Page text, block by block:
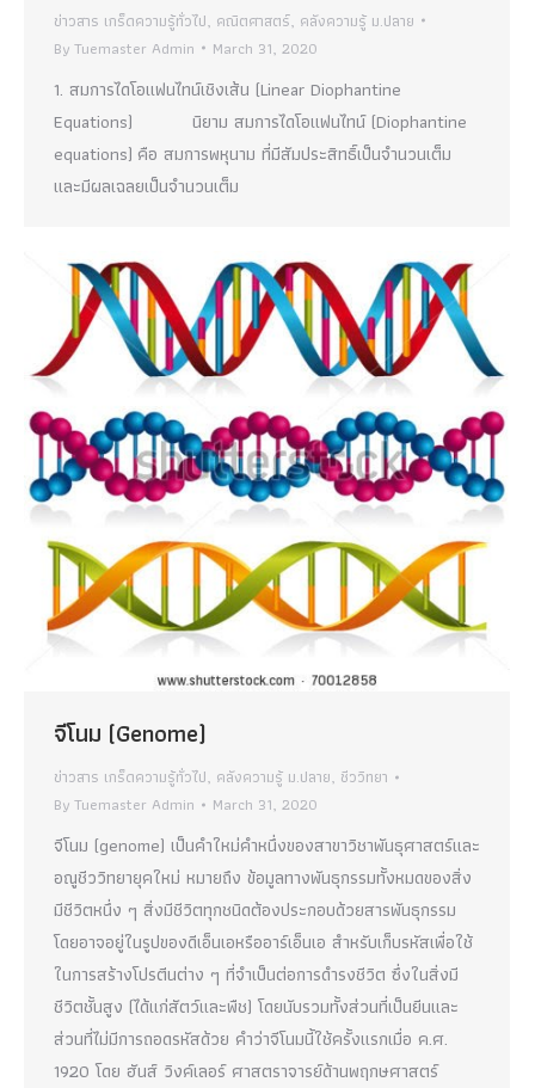
ข่าวสาร เกร็ดความรู้ทั่วไป, คณิตศาสตร์, คลังความรู้ ม.ปลาย
ByTuemaster Admin March 31, 2020
1. สมการไดโอแฟนไทน์เชิงเส้น (Linear Diophantine
Equations) นิยาม สมการไดโอแฟนไทน์ (Diophantine
equations) คือ สมการพหุนาม ที่มีสัมประสิทธิ์เป็นจำนวนเต็ม
และมีผลเฉลยเป็นจำนวนเต็ม
จีโนม (Genome)
ข่าวสาร เกร็ดความรู้ทั่วไป, คลังความรู้ ม.ปลาย, ชีววิทยา
ByTuemaster Admin March 31, 2020
จีโนม (genome) เป็นคำใหม่คำหนึ่งของสาขาวิชาพันธุศาสตร์และ
อณูชีววิทยายุคใหม่ หมายถึง ข้อมูลทางพันธุกรรมทั้งหมดของสิ่ง
มีชีวิตหนึ่ง ๆ สิ่งมีชีวิตทุกชนิดต้องประกอบด้วยสารพันธุกรรม
โดยอาจอยู่ในรูปของดีเอ็นเอหรืออาร์เอ็นเอ สำหรับเก็บรหัสเพื่อใช้
ในการสร้างโปรตีนต่าง ๆ ที่จำเป็นต่อการดำรงชีวิต ซึ่งในสิ่งมี
ชีวิตชั้นสูง (ได้แก่สัตว์และพืช) โดยนับรวมทั้งส่วนที่เป็นยีนและ
ส่วนที่ไม่มีการถอดรหัสด้วย คำว่าจีโนมนี้ใช้ครั้งแรกเมื่อ ค.ศ.
1920 โดย ฮันส์ วิงค์เลอร์ ศาสตราจารย์ด้านพฤกษศาสตร์